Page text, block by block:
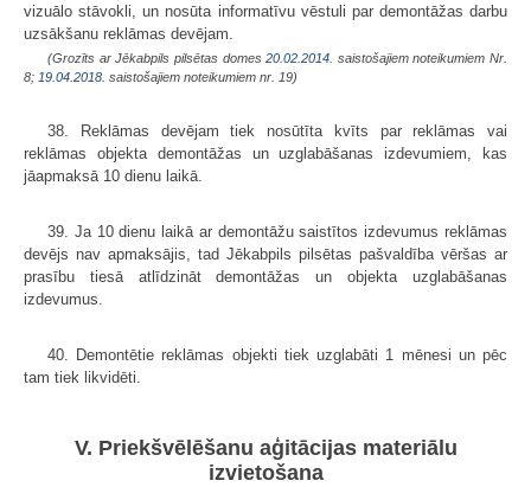
vizuālo stāvokli, un nosūta informatīvu vēstuli par demontāžas darbu
uzsākšanu reklāmas devējam.
(Grozīts ar Jēkabpils pilsētas domes20.02.2014. saistošajiem noteikumiem Nr.
8; 19.04.2018. saistošajiem noteikumiem nr. 19)
38. Reklāmas devējam tiek nosūtīta kvīts par reklāmas vai
reklāmas objekta demontāžas un uzglabāšanas izdevumiem, kas
jāapmaksā 10 dienu laikā.
39. Ja 10 dienu laikā ar demontāžu saistītos izdevumus reklāmas
devējs nav apmaksājis, tad Jēkabpils pilsētas pašvaldība vēršas ar
prasību tiesā atlīdzināt demontāžas un objekta uzglabāšanas
izdevumus.
40. Demontētie reklāmas objekti tiek uzglabāti 1 mēnesi un pēc
tam tiek likvidēti.
V. Priekšvēlēšanu aģitācijas materiālu
izvietošana